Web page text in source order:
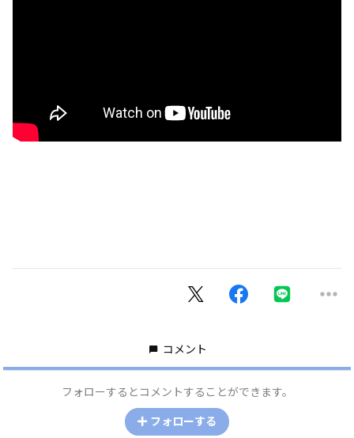
コメント
フォローするとコメントすることができます。
フォローする